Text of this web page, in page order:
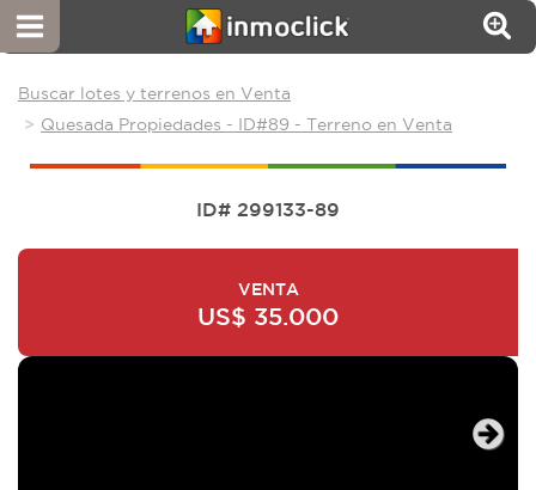
Buscar lotes y terrenos en Venta
Quesada Propiedades - ID#89 - Terreno en Venta
ID# 299133-89
VENTA
US$ 35.000